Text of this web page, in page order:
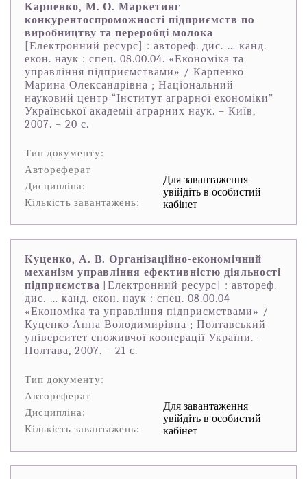
Карпенко, М. О. Маркетинг
конкурентоспроможності підприємств пo
виробництву та переробці молока
[Електронний ресурс] : автореф. дис. … канд.
екон. наук : спец. 08.00.04. «Економіка та
управління підприємствами» / Карпенко
Марина Олександрівна ; Національний
науковий центр “Інститут аграрної економіки”
Української академії аграрних наук. – Київ,
2007. – 20 с.
Тип документу:
Автореферат
Дисципліна:
Кількість завантажень:
Для завантаження
увійдіть в особистий
кабінет
Куценко, А. В. Організаційно-економічний
механізм управління ефективністю діяльності
підприємства [Електронний ресурс] : автореф.
дис. … канд. екон. наук : спец. 08.00.04
«Економіка та управління підприємствами» /
Куценко Анна Володимирівна ; Полтавський
університет споживчої кооперації України. –
Полтава, 2007. – 21 с.
Тип документу:
Автореферат
Дисципліна:
Кількість завантажень:
Для завантаження
увійдіть в особистий
кабінет